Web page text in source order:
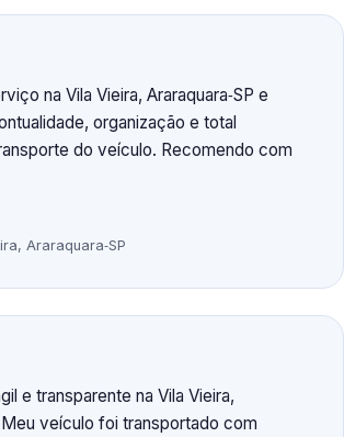
na Vila Vieira, Araraquara‑SP e
organização e total
do veículo. Recomendo com
Araraquara‑SP
e transparente na Vila Vieira,
Meu veículo foi transportado com